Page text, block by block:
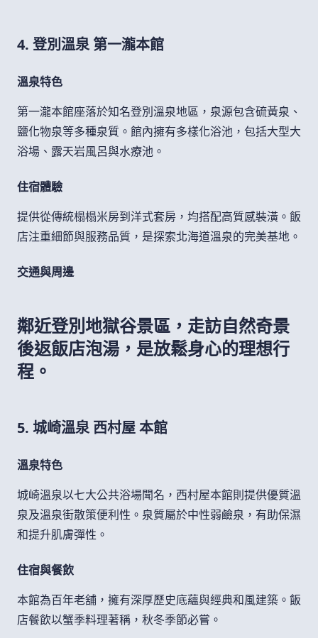
4. 登別溫泉 第一瀧本館
溫泉特色
第一瀧本館座落於知名登別溫泉地區，泉源包含硫黃泉、
鹽化物泉等多種泉質。館內擁有多樣化浴池，包括大型大
浴場、露天岩風呂與水療池。
住宿體驗
提供從傳統榻榻米房到洋式套房，均搭配高質感裝潢。飯
店注重細節與服務品質，是探索北海道溫泉的完美基地。
交通與周邊
鄰近登別地獄谷景區，走訪自然奇景
後返飯店泡湯，是放鬆身心的理想行
程。
5. 城崎溫泉 西村屋 本館
溫泉特色
城崎溫泉以七大公共浴場聞名，西村屋本館則提供優質溫
泉及溫泉街散策便利性。泉質屬於中性弱鹼泉，有助保濕
和提升肌膚彈性。
住宿與餐飲
本館為百年老舖，擁有深厚歷史底蘊與經典和風建築。飯
店餐飲以蟹季料理著稱，秋冬季節必嘗。